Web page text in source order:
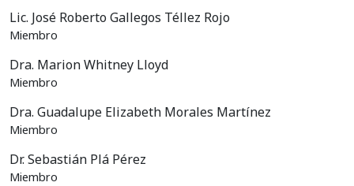
Lic. José Roberto Gallegos Téllez Rojo
Miembro
Dra. Marion Whitney Lloyd
Miembro
Dra. Guadalupe Elizabeth Morales Martínez
Miembro
Dr. Sebastián Plá Pérez
Miembro